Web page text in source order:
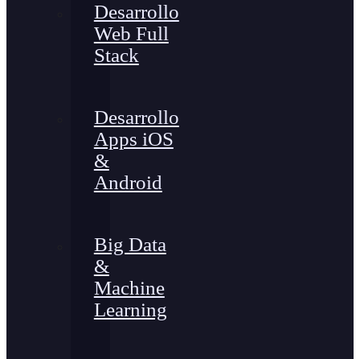
Desarrollo
Web Full
Stack
Desarrollo
Apps iOS
&
Android
Big Data
&
Machine
Learning